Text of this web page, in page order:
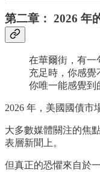
第二章： 2026 年
在華爾街，有一
充足時，你感覺
你唯一能感覺到
2026 年，美國國債市
大多數媒體關注的焦
表層新聞上。
但真正的恐懼來自於